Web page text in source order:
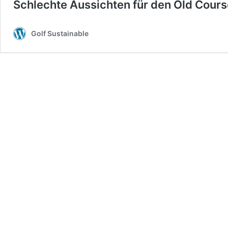
Schlechte Aussichten für den Old
Golf Sustainable